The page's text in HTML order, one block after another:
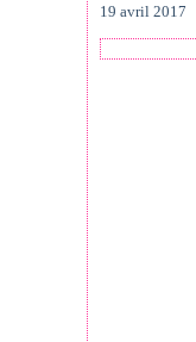
19 avril 2017